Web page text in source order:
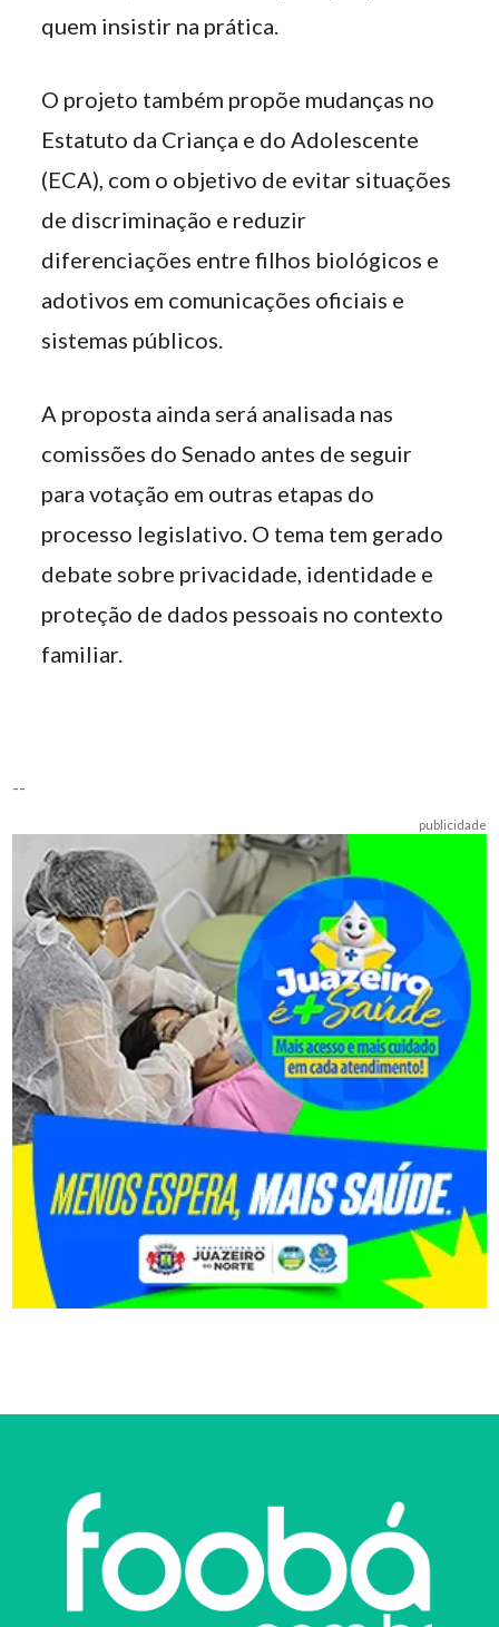
quem insistir na prática.
O projeto também propõe mudanças no
Estatuto da Criança e do Adolescente
(ECA), com o objetivo de evitar situações
de discriminação e reduzir
diferenciações entre filhos biológicos e
adotivos em comunicações oficiais e
sistemas públicos.
A proposta ainda será analisada nas
comissões do Senado antes de seguir
para votação em outras etapas do
processo legislativo. O tema tem gerado
debate sobre privacidade, identidade e
proteção de dados pessoais no contexto
familiar.
--
publicidade